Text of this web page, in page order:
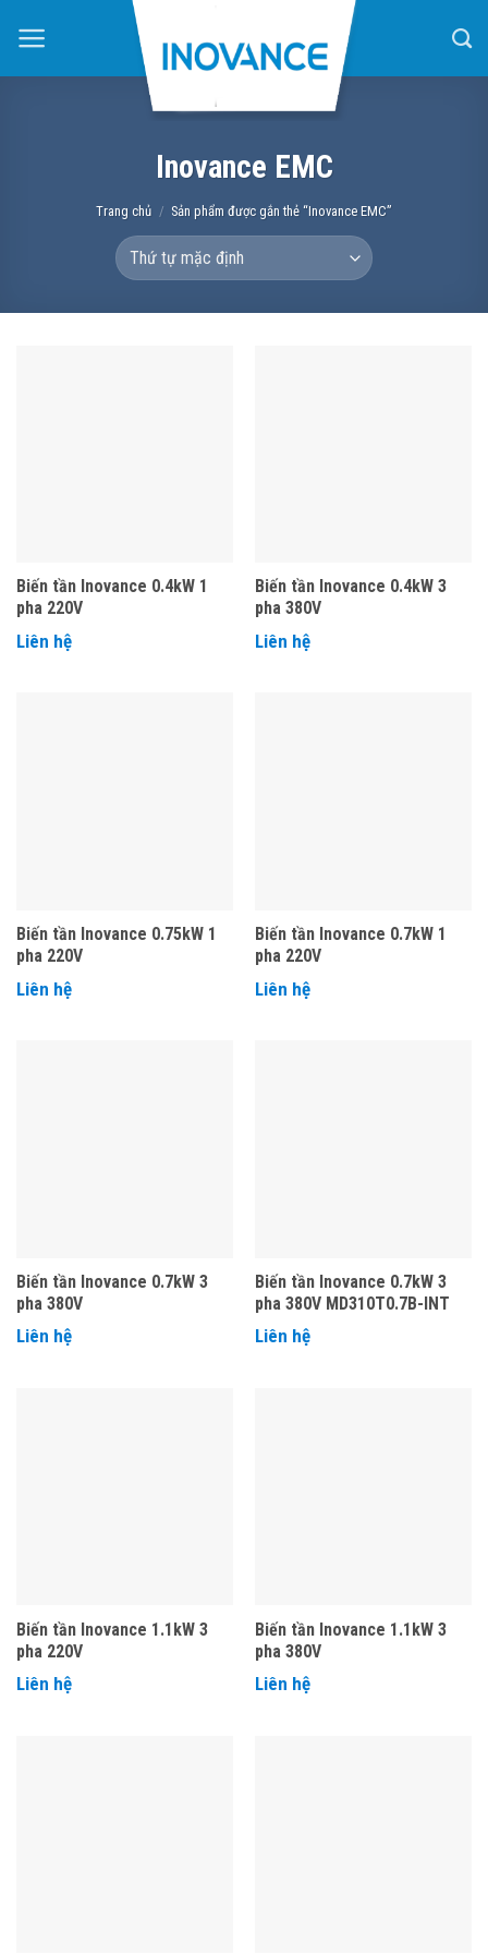
Inovance EMC
Trang chủ / Sản phẩm được gắn thẻ “Inovance EMC”
Biến tần Inovance 0.4kW 1
pha 220V
Liên hệ
Biến tần Inovance 0.4kW 3
pha 380V
Liên hệ
Biến tần Inovance 0.75kW 1
pha 220V
Liên hệ
Biến tần Inovance 0.7kW 1
pha 220V
Liên hệ
Biến tần Inovance 0.7kW 3
pha 380V
Liên hệ
Biến tần Inovance 0.7kW 3
pha 380V MD310T0.7B-INT
Liên hệ
Biến tần Inovance 1.1kW 3
pha 220V
Liên hệ
Biến tần Inovance 1.1kW 3
pha 380V
Liên hệ